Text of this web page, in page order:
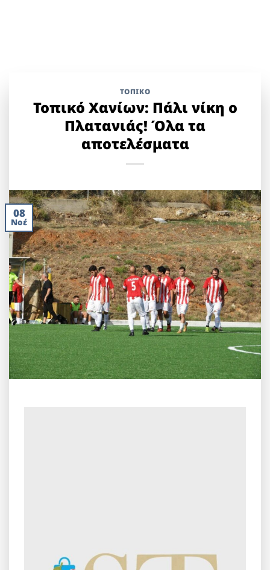
ΤΟΠΙΚΌ
Τοπικό Χανίων: Πάλι νίκη ο
Πλατανιάς! Όλα τα
αποτελέσματα
08
Νοέ